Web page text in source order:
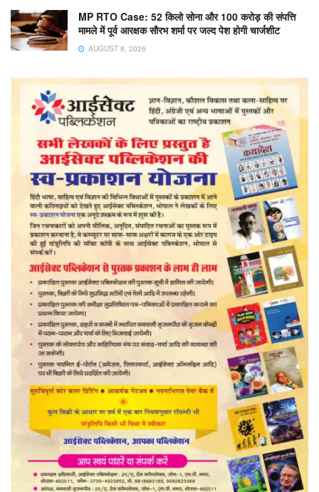
MP RTO Case: 52 किलो सोना और 100 करोड़ की संपत्ति
मामले में पूर्व आरक्षक सौरभ शर्मा पर जल्द पेश होगी चार्जशीट
AUGUST 8, 2026